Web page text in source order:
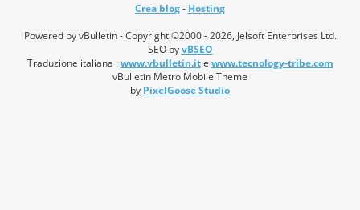
Crea blog- Hosting
Powered by vBulletin - Copyright ©2000 - 2026, Jelsoft Enterprises Ltd.
SEO byvBSEO
Traduzione italiana :www.vbulletin.ite www.tecnology-tribe.com
vBulletin Metro Mobile Theme
by PixelGoose Studio